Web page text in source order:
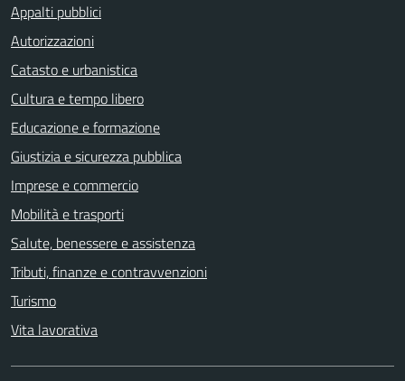
Appalti pubblici
Autorizzazioni
Catasto e urbanistica
Cultura e tempo libero
Educazione e formazione
Giustizia e sicurezza pubblica
Imprese e commercio
Mobilità e trasporti
Salute, benessere e assistenza
Tributi, finanze e contravvenzioni
Turismo
Vita lavorativa